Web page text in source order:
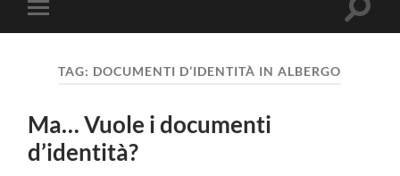
il
sui
dispositivi
TAG: DOCUMENTI D’IDENTITÀ IN ALBERGO
Ma… Vuole i documenti
d’identità?